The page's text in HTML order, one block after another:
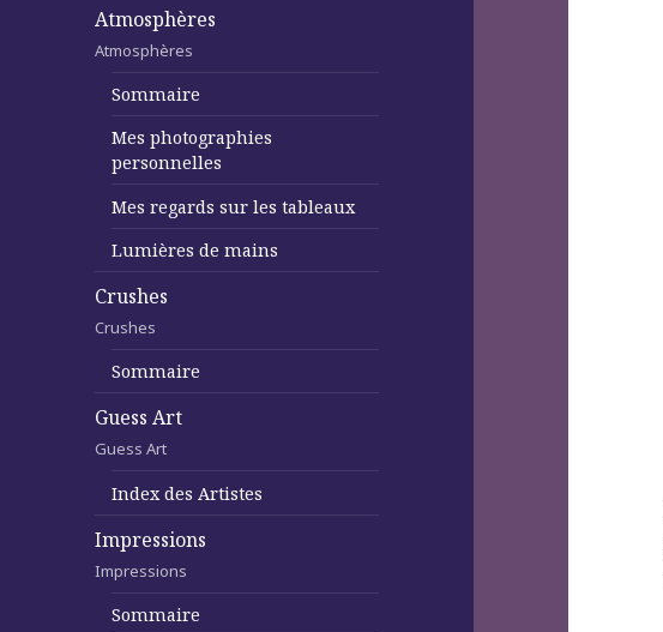
Atmosphères
Atmosphères
Sommaire
Mes photographies
personnelles
Mes regards sur les tableaux
Lumières de mains
Crushes
Crushes
Sommaire
Guess Art
Guess Art
Index des Artistes
Impressions
Impressions
Sommaire